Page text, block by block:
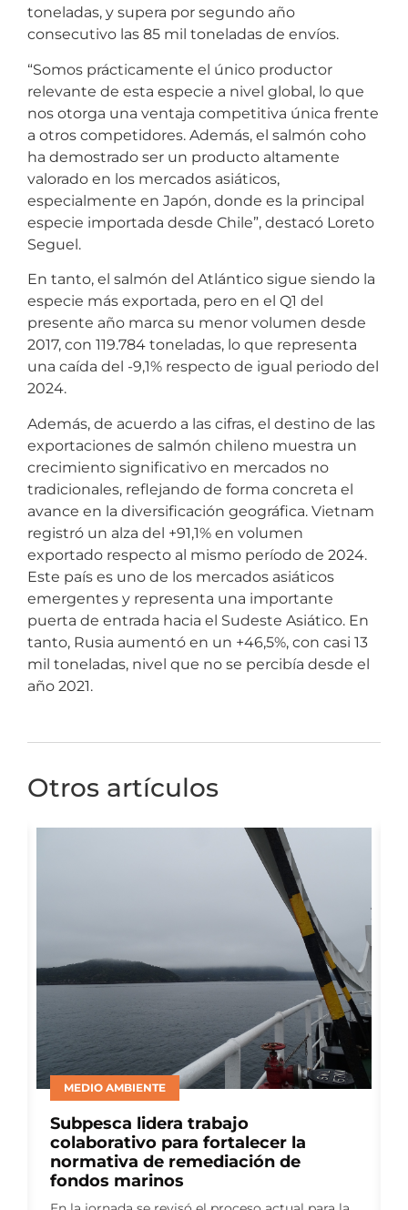
toneladas, y supera por segundo año
consecutivo las 85 mil toneladas de envíos.
“Somos prácticamente el único productor
relevante de esta especie a nivel global, lo que
nos otorga una ventaja competitiva única frente
a otros competidores. Además, el salmón coho
ha demostrado ser un producto altamente
valorado en los mercados asiáticos,
especialmente en Japón, donde es la principal
especie importada desde Chile”, destacó Loreto
Seguel.
En tanto, el salmón del Atlántico sigue siendo la
especie más exportada, pero en el Q1 del
presente año marca su menor volumen desde
2017, con 119.784 toneladas, lo que representa
una caída del -9,1% respecto de igual periodo del
2024.
Además, de acuerdo a las cifras, el destino de las
exportaciones de salmón chileno muestra un
crecimiento significativo en mercados no
tradicionales, reflejando de forma concreta el
avance en la diversificación geográfica. Vietnam
registró un alza del +91,1% en volumen
exportado respecto al mismo período de 2024.
Este país es uno de los mercados asiáticos
emergentes y representa una importante
puerta de entrada hacia el Sudeste Asiático. En
tanto, Rusia aumentó en un +46,5%, con casi 13
mil toneladas, nivel que no se percibía desde el
año 2021.
Otros artículos
BIENESTAR ANIMAL
Consejo del Salmón lideró panel de
productores en ELBA 2026 para
abordar avances en bienestar
animal
Como auspiciador del Encuentro